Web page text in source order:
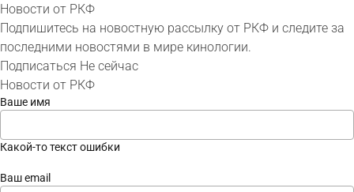
Новости от РКФ
Подпишитесь на новостную рассылку от РКФ и следите за
последними новостями в мире кинологии.
Подписаться Не сейчас
Новости от РКФ
Ваше имя
Какой-то текст ошибки
Ваш email